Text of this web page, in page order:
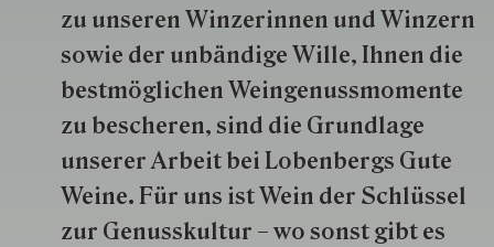
zu unseren Win­zer­innen und Win­zern
so­wie der un­bän­dige Wille, Ihnen die
best­mög­lich­en Wein­genuss­momente
zu besche­ren, sind die Grund­lage
unserer Arbeit bei Lobenbergs Gute
Weine. Für uns ist Wein der Schlüs­sel
zur Genuss­kultur – wo sonst gibt es